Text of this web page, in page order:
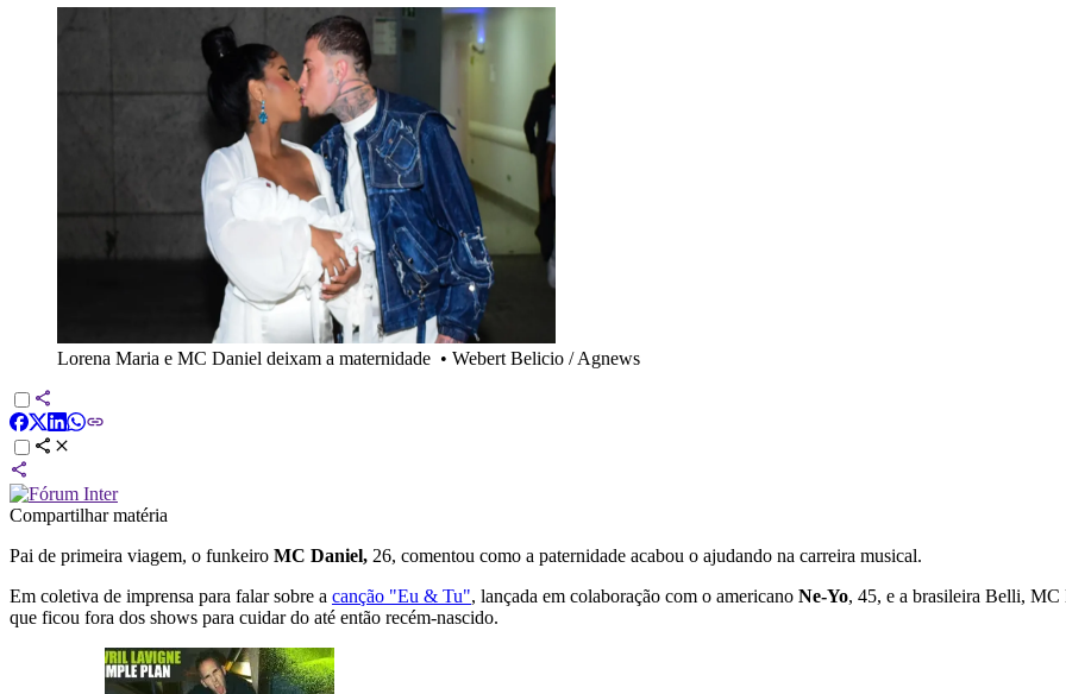
Lorena Maria e MC Daniel deixam a maternidade • Webert Belicio / Agnews
Compartilhar matéria
Pai de primeira viagem, o funkeiro MC Daniel, 26, comentou como a paternidade acabou o ajudando na carreira musical.
Em coletiva de imprensa para falar sobre a canção "Eu & Tu", lançada em colaboração com o americano Ne-Yo, 45, e a brasileira Belli, MC
que ficou fora dos shows para cuidar do até então recém-nascido.